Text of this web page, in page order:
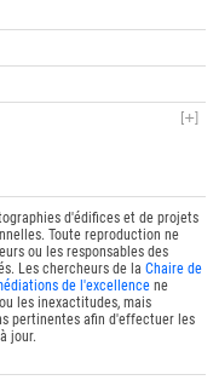
d'édifices et de projets
Toute reproduction ne
ou les responsables des
Les chercheurs de laChaire de
de l'excellence ne
les inexactitudes, mais
pertinentes afin d'effectuer les
jour.